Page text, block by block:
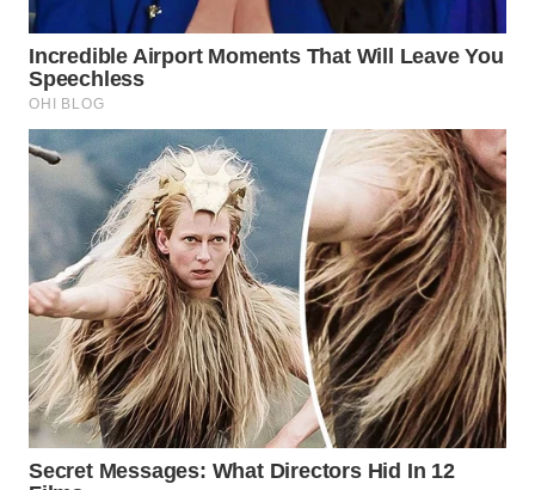
PADANG
LAWAS
WN
SUMEDANG
WN
CIANJUR
WN
KEPULAUAN
SERIBU
WN
TANGERANG
WN